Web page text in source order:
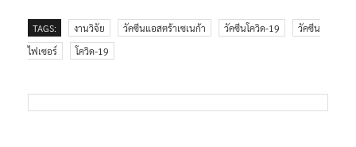
TAGS: งานวิจัย วัคซีนแอสตร้าเซเนก้า วัคซีนโควิด-19
วัคซีน
ไฟเซอร์
โควิด-19